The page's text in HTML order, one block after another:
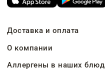
Доставка и оплата
О компании
Аллергены в наших